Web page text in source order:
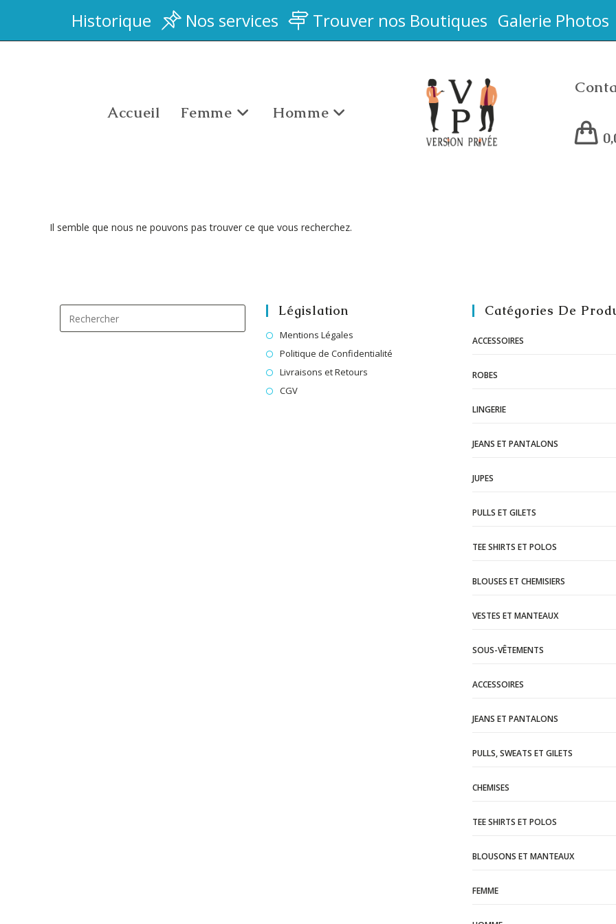
Historique Nos services Trouver nos Boutiques Galerie Photos
Accueil Femme Homme
Il semble que nous ne pouvons pas trouver ce que vous recherchez.
Législation
Mentions Légales
Politique de Confidentialité
Livraisons et Retours
CGV
Catégories De
ACCESSOIRES
ROBES
LINGERIE
JEANS ET PANTALONS
JUPES
PULLS ET GILETS
TEE SHIRTS ET POLOS
BLOUSES ET CHEMISIERS
VESTES ET MANTEAUX
SOUS-VÊTEMENTS
ACCESSOIRES
JEANS ET PANTALONS
PULLS, SWEATS ET GILETS
CHEMISES
TEE SHIRTS ET POLOS
BLOUSONS ET MANTEAUX
FEMME